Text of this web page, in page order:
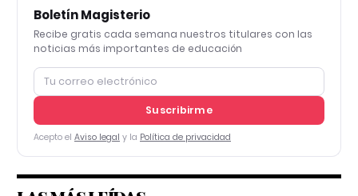
Boletín Magisterio
Recibe gratis cada semana nuestros titulares con las
noticias más importantes de educación
Suscribirme
Acepto el Aviso legal y la Política de privacidad